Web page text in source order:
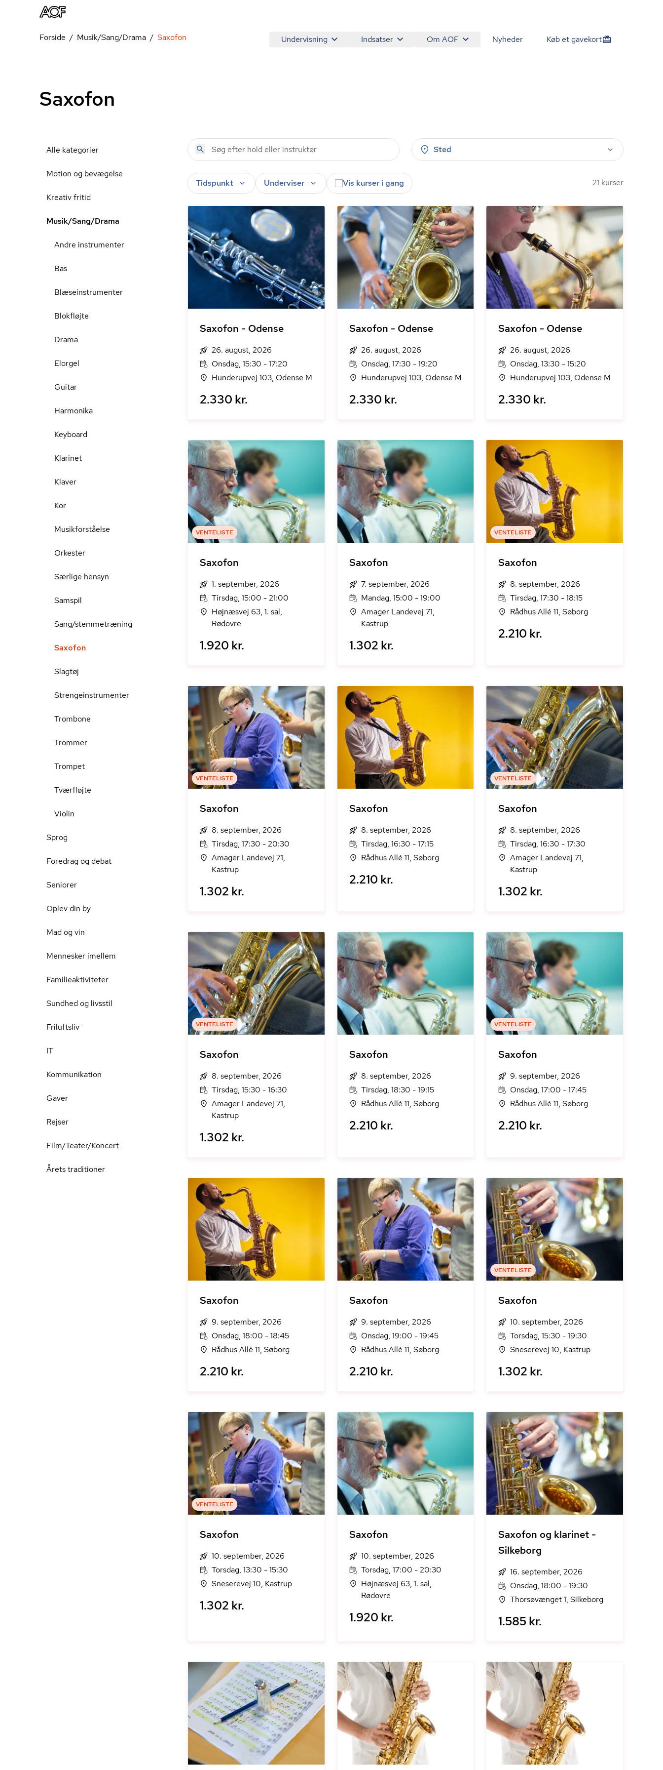
Undervisning Indsatser Om AOF Nyheder Køb et gavekort
Forside Musik/Sang/Drama Saxofon
Saxofon
Alle kategorier
Motion og bevægelse
Kreativ fritid
Musik/Sang/Drama
Andre instrumenter
Bas
Blæseinstrumenter
Blokfløjte
Drama
Elorgel
Guitar
Harmonika
Keyboard
Klarinet
Klaver
Kor
Musikforståelse
Orkester
Særlige hensyn
Samspil
Sang/stemmetræning
Saxofon
Slagtøj
Strengeinstrumenter
Trombone
Trommer
Trompet
Tværfløjte
Violin
Sprog
Foredrag og debat
Seniorer
Oplev din by
Mad og vin
Mennesker imellem
Familieaktiviteter
Sundhed og livsstil
Friluftsliv
IT
Kommunikation
Gaver
Rejser
Film/Teater/Koncert
Årets traditioner
Sted
Tidspunkt Underviser Vis kurser i gang 21 kurser
Saxofon - Odense
26. august, 2026
Onsdag, 15:30 - 17:20
Hunderupvej 103, Odense M
2.330 kr.
Saxofon - Odense
26. august, 2026
Onsdag, 17:30 - 19:20
Hunderupvej 103, Odense M
2.330 kr.
Saxofon - Odense
26. august, 2026
Onsdag, 13:30 - 15:20
Hunderupvej 103, Odense M
2.330 kr.
VENTELISTE
Saxofon
1. september, 2026
Tirsdag, 15:00 - 21:00
Højnæsvej 63, 1. sal,
Rødovre
1.920 kr.
Saxofon
7. september, 2026
Mandag, 15:00 - 19:00
Amager Landevej 71,
Kastrup
1.302 kr.
VENTELISTE
Saxofon
8. september, 2026
Tirsdag, 17:30 - 18:15
Rådhus Allé 11, Søborg
2.210 kr.
VENTELISTE
Saxofon
8. september, 2026
Tirsdag, 17:30 - 20:30
Amager Landevej 71,
Kastrup
1.302 kr.
Saxofon
8. september, 2026
Tirsdag, 16:30 - 17:15
Rådhus Allé 11, Søborg
2.210 kr.
VENTELISTE
Saxofon
8. september, 2026
Tirsdag, 16:30 - 17:30
Amager Landevej 71,
Kastrup
1.302 kr.
VENTELISTE
Saxofon
8. september, 2026
Tirsdag, 15:30 - 16:30
Amager Landevej 71,
Kastrup
1.302 kr.
Saxofon
8. september, 2026
Tirsdag, 18:30 - 19:15
Rådhus Allé 11, Søborg
2.210 kr.
VENTELISTE
Saxofon
9. september, 2026
Onsdag, 17:00 - 17:45
Rådhus Allé 11, Søborg
2.210 kr.
Saxofon
9. september, 2026
Onsdag, 18:00 - 18:45
Rådhus Allé 11, Søborg
2.210 kr.
Saxofon
9. september, 2026
Onsdag, 19:00 - 19:45
Rådhus Allé 11, Søborg
2.210 kr.
VENTELISTE
Saxofon
10. september, 2026
Torsdag, 15:30 - 19:30
Sneserevej 10, Kastrup
1.302 kr.
VENTELISTE
Saxofon
10. september, 2026
Torsdag, 13:30 - 15:30
Sneserevej 10, Kastrup
1.302 kr.
Saxofon
10. september, 2026
Torsdag, 17:00 - 20:30
Højnæsvej 63, 1. sal,
Rødovre
1.920 kr.
Saxofon og klarinet -
Silkeborg
16. september, 2026
Onsdag, 18:00 - 19:30
Thorsøvænget 1, Silkeborg
1.585 kr.